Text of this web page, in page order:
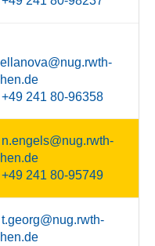
+49 241 80-96358
n.engels@nug.rwth-
+49 241 80-95749
t.georg@nug.rwth-